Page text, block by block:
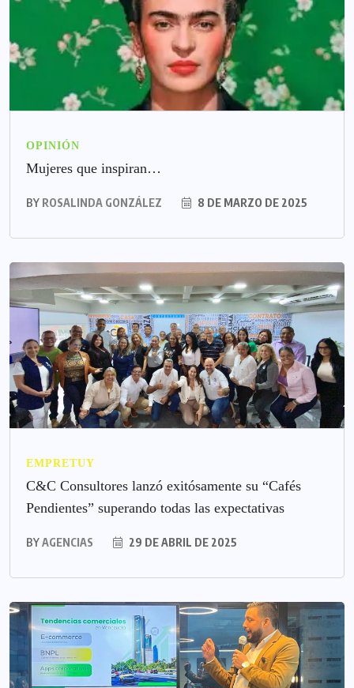
OPINIÓN
Mujeres que inspiran…
BY ROSALINDA GONZÁLEZ 8 DE MARZO DE 2025
EMPRETUY
C&C Consultores lanzó exitósamente su “Cafés
Pendientes” superando todas las expectativas
BYAGENCIAS 29 DE ABRIL DE 2025